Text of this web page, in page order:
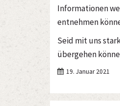
Informationen
entnehmen
Seid mit uns
übergehen
19. Januar 2021